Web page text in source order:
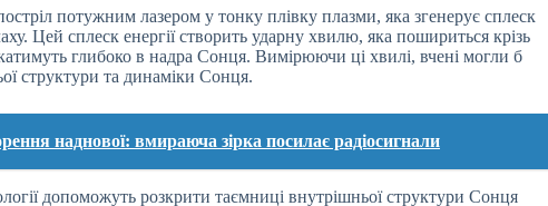
потужним лазером у тонку плівку плазми, яка згенерує сплеск
Цей сплеск енергії створить ударну хвилю, яка пошириться крізь
глибоко в надра Сонця. Вимірюючи ці хвилі, вчені могли б
структури та динаміки Сонця.
наднової: вмираюча зірка посилає радіосигнали